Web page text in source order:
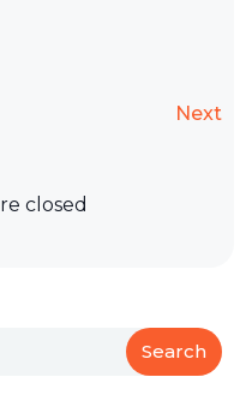
Next
closed
Search